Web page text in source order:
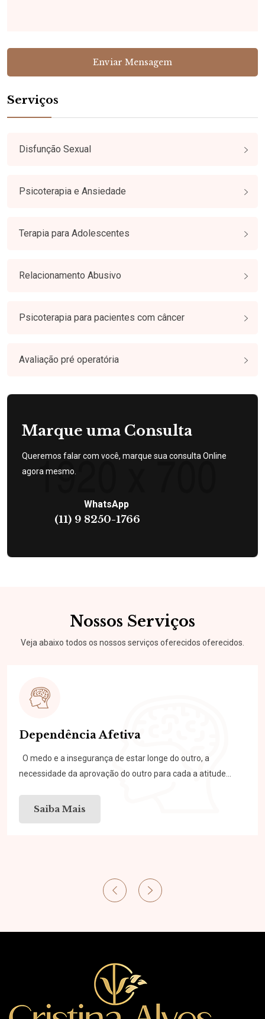
Serviços
Disfunção Sexual
Psicoterapia e Ansiedade
Terapia para Adolescentes
Relacionamento Abusivo
Psicoterapia para pacientes com câncer
Avaliação pré operatória
Marque uma Consulta
Queremos falar com você, marque sua consulta Online
agora mesmo.
WhatsApp
(11) 9 8250-1766
Nossos Serviços
Veja abaixo todos os nossos serviços oferecidos oferecidos.
Dependência Afetiva
O medo e a insegurança de estar longe do outro, a
necessidade da aprovação do outro para cada a atitude...
Saiba Mais